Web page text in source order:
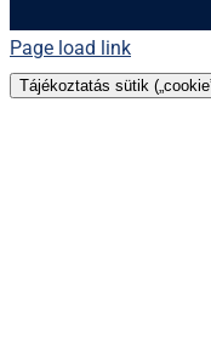
Page load link
Tájékoztatás sütik